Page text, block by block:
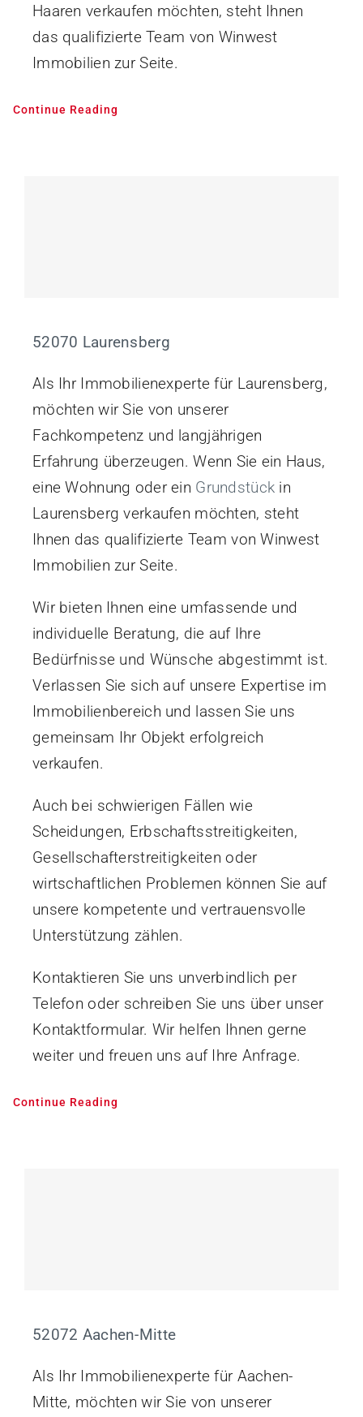
Haaren verkaufen möchten, steht Ihnen
das qualifizierte Team von Winwest
Immobilien zur Seite.
Continue Reading
52070 Laurensberg
Als Ihr Immobilienexperte für Laurensberg,
möchten wir Sie von unserer
Fachkompetenz und langjährigen
Erfahrung überzeugen. Wenn Sie ein Haus,
eine Wohnung oder ein Grundstück in
Laurensberg verkaufen möchten, steht
Ihnen das qualifizierte Team von Winwest
Immobilien zur Seite.
Wir bieten Ihnen eine umfassende und
individuelle Beratung, die auf Ihre
Bedürfnisse und Wünsche abgestimmt ist.
Verlassen Sie sich auf unsere Expertise im
Immobilienbereich und lassen Sie uns
gemeinsam Ihr Objekt erfolgreich
verkaufen.
Auch bei schwierigen Fällen wie
Scheidungen, Erbschaftsstreitigkeiten,
Gesellschafterstreitigkeiten oder
wirtschaftlichen Problemen können Sie auf
unsere kompetente und vertrauensvolle
Unterstützung zählen.
Kontaktieren Sie uns unverbindlich per
Telefon oder schreiben Sie uns über unser
Kontaktformular. Wir helfen Ihnen gerne
weiter und freuen uns auf Ihre Anfrage.
Continue Reading
52072 Aachen-Mitte
Als Ihr Immobilienexperte für Aachen-
Mitte, möchten wir Sie von unserer